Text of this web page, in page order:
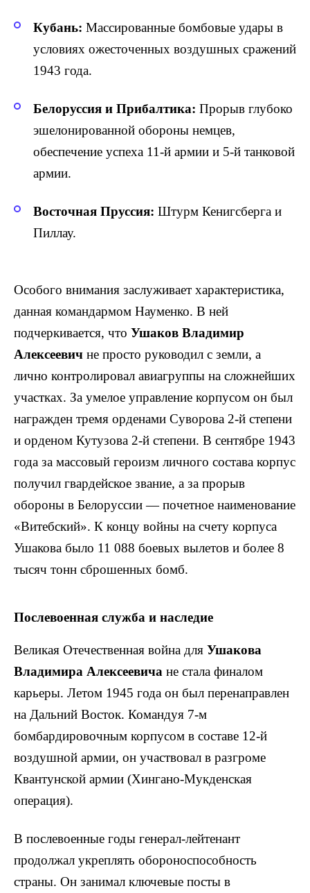
Кубань: Массированные бомбовые удары в
условиях ожесточенных воздушных сражений
1943 года.
Белоруссия и Прибалтика: Прорыв глубоко
эшелонированной обороны немцев,
обеспечение успеха 11-й армии и 5-й танковой
армии.
Восточная Пруссия: Штурм Кенигсберга и
Пиллау.
Особого внимания заслуживает характеристика,
данная командармом Науменко. В ней
подчеркивается, что Ушаков Владимир
Алексеевич не просто руководил с земли, а
лично контролировал авиагруппы на сложнейших
участках. За умелое управление корпусом он был
награжден тремя орденами Суворова 2-й степени
и орденом Кутузова 2-й степени. В сентябре 1943
года за массовый героизм личного состава корпус
получил гвардейское звание, а за прорыв
обороны в Белоруссии — почетное наименование
«Витебский». К концу войны на счету корпуса
Ушакова было 11 088 боевых вылетов и более 8
тысяч тонн сброшенных бомб.
Послевоенная служба и наследие
Великая Отечественная война для Ушакова
Владимира Алексеевича не стала финалом
карьеры. Летом 1945 года он был перенаправлен
на Дальний Восток. Командуя 7-м
бомбардировочным корпусом в составе 12-й
воздушной армии, он участвовал в разгроме
Квантунской армии (Хингано-Мукденская
операция).
В послевоенные годы генерал-лейтенант
продолжал укреплять обороноспособность
страны. Он занимал ключевые посты в